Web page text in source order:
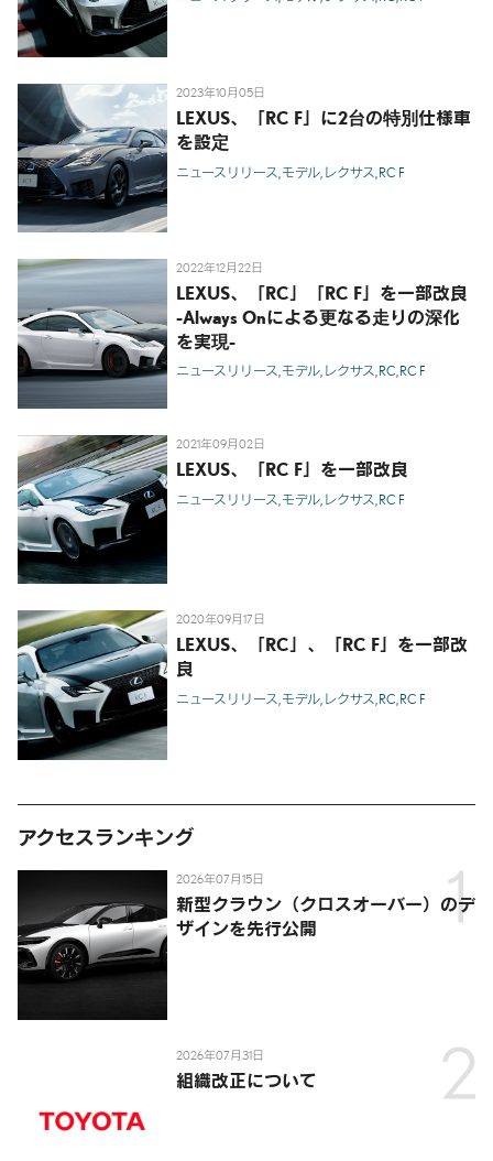
2023年10月05日
LEXUS、「RC F」に2台の特別仕様車
を設定
ニュースリリース モデル レクサス RC F
2022年12月22日
LEXUS、「RC」「RC F」を一部改良
-Always Onによる更なる走りの深化
を実現-
ニュースリリース モデル レクサス RC RC F
2021年09月02日
LEXUS、「RC F」を一部改良
ニュースリリース モデル レクサス RC F
2020年09月17日
LEXUS、「RC」、「RC F」を一部改
良
ニュースリリース モデル レクサス RC RC F
アクセスランキング
2026年07月15日
新型クラウン（クロスオーバー）のデ
ザインを先行公開
2026年07月31日
組織改正について